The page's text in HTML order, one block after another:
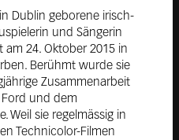
Dublin geborene irisch-
und Sängerin
am 24. Oktober 2015 in
Berühmt wurde sie
Zusammenarbeit
Ford und dem
Weil sie regelmässig in
Technicolor-Filmen